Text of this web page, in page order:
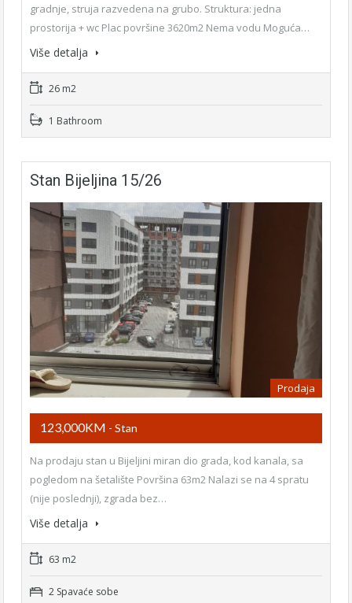
gradnje, struja razvedena na grubo. Struktura: jedna
prostorija + wc Plac površine 3620m2 Nema vodu Moguća…
Više detalja
26 m2
1 Bathroom
Stan Bijeljina 15/26
Prodaja
123,000KM - Stan
Na prodaju stan u Bijeljini miran dio grada, kod kanala, sa
pogledom na šetalište Površina 63m2 Nalazi se na 4 spratu
(nije poslednji), zgrada bez…
Više detalja
63 m2
2 Spavaće sobe